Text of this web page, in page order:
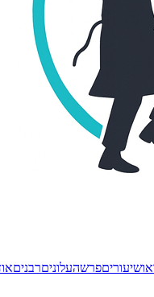
פרשהעלוניםרבניםאודות